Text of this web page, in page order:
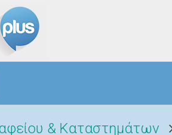
& Καταστημάτων